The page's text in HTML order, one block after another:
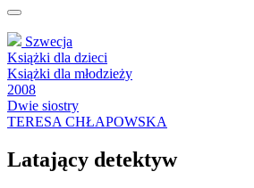
Szwecja
Książki dla dzieci
Książki dla młodzieży
2008
Dwie siostry
TERESA CHŁAPOWSKA
Latający detektyw